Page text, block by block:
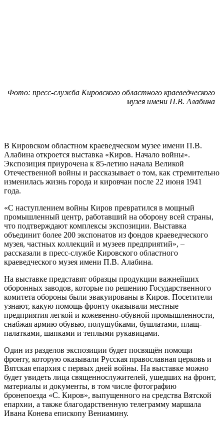
Фото: пресс-служба Кировского областного краеведческого
музея имени П.В. Алабина
В Кировском областном краеведческом музее имени П.В.
Алабина откроется выставка «Киров. Начало войны».
Экспозиция приурочена к 85-летию начала Великой
Отечественной войны и рассказывает о том, как стремительно
изменилась жизнь города и кировчан после 22 июня 1941
года.
«С наступлением войны Киров превратился в мощный
промышленный центр, работавший на оборону всей страны,
что подтверждают комплексы экспозиции. Выставка
объединит более 200 экспонатов из фондов краеведческого
музея, частных коллекций и музеев предприятий», –
рассказали в пресс-службе Кировского областного
краеведческого музея имени П.В. Алабина.
На выставке представят образцы продукции важнейших
оборонных заводов, которые по решению Государственного
комитета обороны были эвакуированы в Киров. Посетители
узнают, какую помощь фронту оказывали местные
предприятия легкой и кожевенно-обувной промышленности,
снабжая армию обувью, полушубками, бушлатами, плащ-
палатками, шапками и теплыми рукавицами.
Один из разделов экспозиции будет посвящён помощи
фронту, которую оказывали Русская православная церковь и
Вятская епархия с первых дней войны. На выставке можно
будет увидеть лица священнослужителей, ушедших на фронт,
материалы и документы, в том числе фотографию
бронепоезда «С. Киров», выпущенного на средства Вятской
епархии, а также благодарственную телеграмму маршала
Ивана Конева епископу Вениамину.